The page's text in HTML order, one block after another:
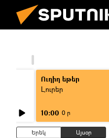
Ուղիղ եթեր
Լուրեր
10:00 0 ր
Երեկ Այսօր